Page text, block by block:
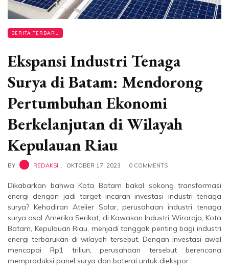
BERITA TERBARU
Ekspansi Industri Tenaga
Surya di Batam: Mendorong
Pertumbuhan Ekonomi
Berkelanjutan di Wilayah
Kepulauan Riau
BY REDAKSI OKTOBER 17, 2023 0 COMMENTS
Dikabarkan bahwa Kota Batam bakal sokong transformasi
energi dengan jadi target incaran investasi industri tenaga
surya? Kehadiran Atelier Solar, perusahaan industri tenaga
surya asal Amerika Serikat, di Kawasan Industri Wiraraja, Kota
Batam, Kepulauan Riau, menjadi tonggak penting bagi industri
energi terbarukan di wilayah tersebut. Dengan investasi awal
mencapai Rp1 triliun, perusahaan tersebut berencana
memproduksi panel surya dan baterai untuk diekspor